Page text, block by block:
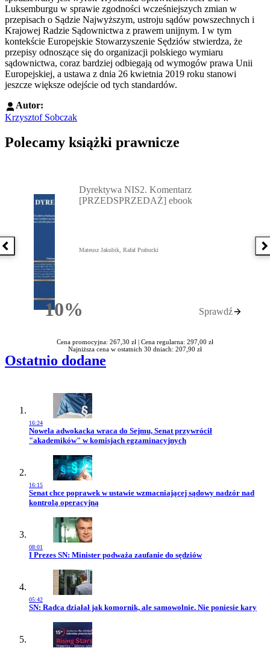
Luksemburgu w sprawie zgodności wcześniejszych zmian w
przepisach o Sądzie Najwyższym, ustroju sądów powszechnych i
Krajowej Radzie Sądownictwa z prawem unijnym. I w tym
kontekście Europejskie Stowarzyszenie Sędziów stwierdza, że
przepisy odnoszące się do organizacji polskiego wymiaru
sądownictwa, coraz bardziej odbiegają od wymogów prawa Unii
Europejskiej, a ustawa z dnia 26 kwietnia 2019 roku stanowi
jeszcze większe odejście od tych standardów.
Autor:
Krzysztof Sobczak
Polecamy książki prawnicze
Poprzednia książka
10%Rabatu
Dyrektywa NIS2. Komentarz
[PRZEDSPRZEDAŻ] ebook
Mateusz Jakubik, Rafał Prabucki
Sprawdź
Cena promocyjna: 267,30 zł | Cena regularna: 297,00 zł
Najniższa cena w ostatnich 30 dniach: 207,90 zł
Ostatnio dodane
16:24
Przejdź do artykułu:
Nowela adwokacka wraca do Sejmu, Senat przywrócił
"akademików" w komisjach egzaminacyjnych
16:15
Przejdź do artykułu:
Senat chce poprawek w ustawie wzmacniającej sądowy nadzór nad
kontrolą operacyjną
08:01
Przejdź do artykułu:
I Prezes SN: Minister podważa zaufanie do sędziów
05:42
Przejdź do artykułu:
SN: Radca działał jak komornik, ale samowolnie. Nie poniesie kary